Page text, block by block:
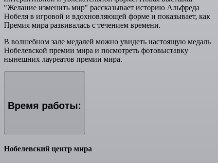
"Желание изменить мир" рассказывает историю Альфреда
Нобеля в игровой и вдохновляющей форме и показывает, как
Премия мира развивалась с течением времени.
В волшебном зале медалей можно увидеть настоящую медаль
Нобелевской премии мира и посмотреть фотовыставку
нынешних лауреатов премии мира.
Время работы:
Нобелевский центр мира